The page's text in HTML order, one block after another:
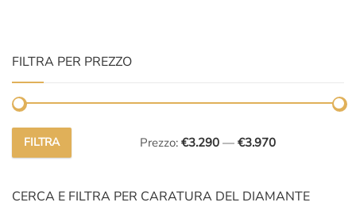
FILTRA PER PREZZO
Prezzo
Prezzo
FILTRA Prezzo: €3.290 — €3.970
CERCA E FILTRA PER CARATURA DEL DIAMANTE